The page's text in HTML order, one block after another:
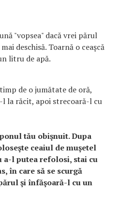
"vopsea" dacă vrei părul
deschisă. Toarnă o ceaşcă
litru de apă.
de o jumătate de oră,
l la răcit, apoi strecoară-l cu
tău obişnuit. Dupa
ceaiul de muşetel
l putea refolosi, stai cu
în care să se scurgă
şi înfăşoară-l cu un